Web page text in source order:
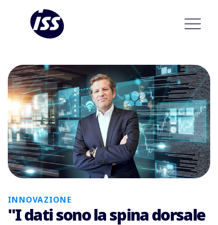
INNOVAZIONE
"I dati sono la spina dorsale